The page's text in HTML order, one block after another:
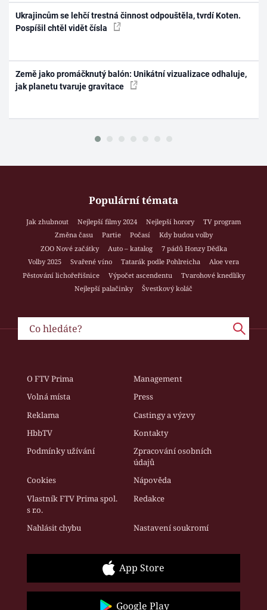
Ukrajincům se lehčí trestná činnost odpouštěla, tvrdí Koten.
Pospíšil chtěl vidět čísla
Země jako promáčknutý balón: Unikátní vizualizace odhaluje,
jak planetu tvaruje gravitace
Populární témata
Jak zhubnout Nejlepší filmy 2024 Nejlepší horory
TV program
Změna času
Partie Počasí
Kdy budou volby
ZOO Nové začátky
Auto – katalog
7 pádů Honzy Dědka
Volby 2025
Svařené víno Tatarák podle Pohlreicha
Aloe vera
Pěstování lichořeřišnice
Výpočet ascendentu
Tvarohové knedlíky
Nejlepší palačinky
Švestkový koláč
O FTV Prima
Management
Volná místa
Press
Reklama
Castingy a výzvy
HbbTV
Kontakty
Podmínky užívání
Zpracování osobních
údajů
Cookies
Nápověda
Vlastník FTV Prima spol.
s r.o.
Redakce
Nahlásit chybu Nastavení soukromí
App Store
Google Play